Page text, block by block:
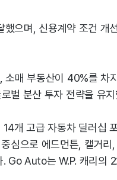
으며, 신용계약 조건 개
매 부동산이 40%를 차
벌 분산 투자 전략을 유지
개 고급 자동차 딜러십
심으로 에드먼튼, 캘거리,
Go Auto는 W.P. 캐리의